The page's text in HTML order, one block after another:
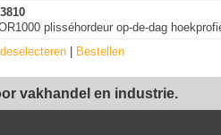
plisséhordeur op-de-dag
Bestellen
vakhandel en industrie.